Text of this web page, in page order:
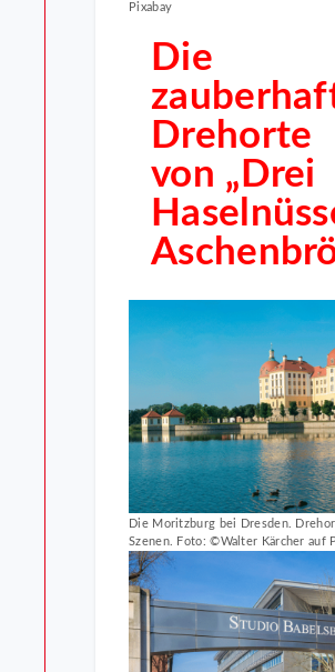
Pixabay
Die
Drehorte
von „Drei
Die Moritzburg bei Dresden.
Szenen. Foto: ©Walter Kärcher auf